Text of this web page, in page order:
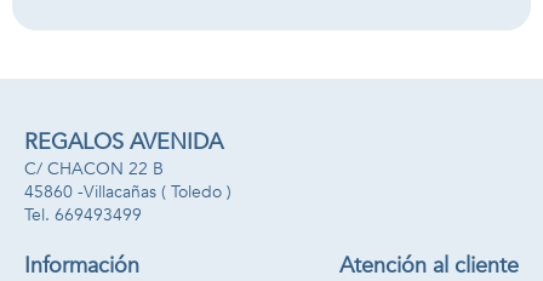
REGALOS AVENIDA
C/ CHACON 22 B
45860 -Villacañas ( Toledo )
669493499
Información Atención al cliente